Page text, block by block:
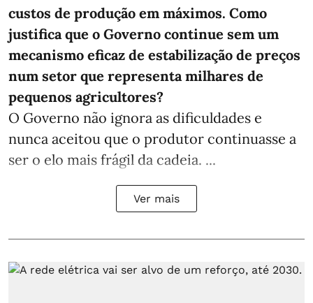
custos de produção em máximos. Como
justifica que o Governo continue sem um
mecanismo eficaz de estabilização de preços
num setor que representa milhares de
pequenos agricultores?
O Governo não ignora as dificuldades e
nunca aceitou que o produtor continuasse a
ser o elo mais frágil da cadeia. ...
Ver mais